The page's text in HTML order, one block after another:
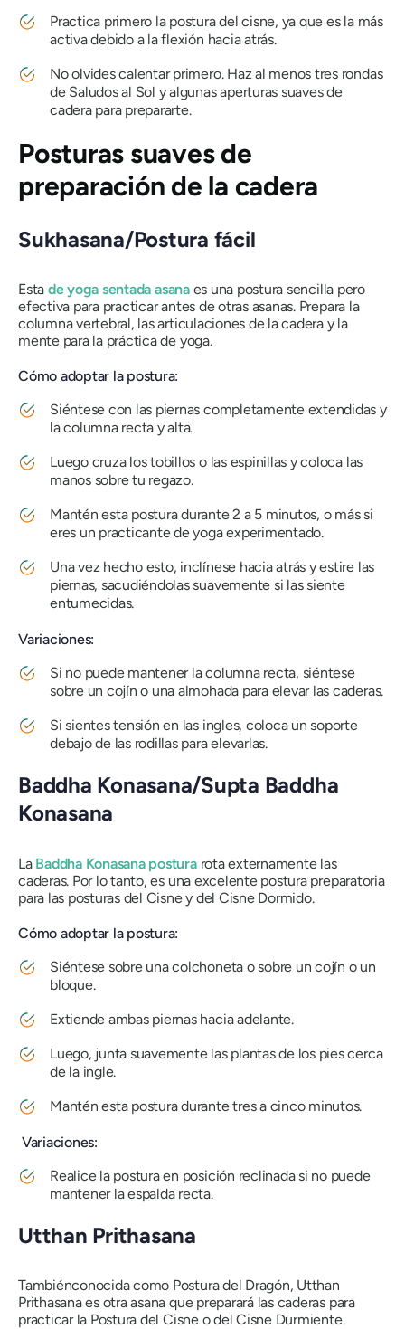
Practica primero la postura del cisne, ya que es la más
activa debido a la flexión hacia atrás.
No olvides calentar primero. Haz al menos tres rondas
de Saludos al Sol y algunas aperturas suaves de
cadera para prepararte.
Posturas suaves de
preparación de la cadera
Sukhasana/Postura fácil
Esta de yoga sentada asanaes una postura sencilla pero
efectiva para practicar antes de otras asanas. Prepara la
columna vertebral, las articulaciones de la cadera y la
mente para la práctica de yoga.
Cómo adoptar la postura:
Siéntese con las piernas completamente extendidas y
la columna recta y alta.
Luego cruza los tobillos o las espinillas y coloca las
manos sobre tu regazo.
Mantén esta postura durante 2 a 5 minutos, o más si
eres un practicante de yoga experimentado.
Una vez hecho esto, inclínese hacia atrás y estire las
piernas, sacudiéndolas suavemente si las siente
entumecidas.
Variaciones:
Si no puede mantener la columna recta, siéntese
sobre un cojín o una almohada para elevar las caderas.
Si sientes tensión en las ingles, coloca un soporte
debajo de las rodillas para elevarlas.
Baddha Konasana/Supta Baddha
Konasana
La Baddha Konasanaposturarota externamente las
caderas. Por lo tanto, es una excelente postura preparatoria
para las posturas del Cisne y del Cisne Dormido.
Cómo adoptar la postura:
Siéntese sobre una colchoneta o sobre un cojín o un
bloque.
Extiende ambas piernas hacia adelante.
Luego, junta suavemente las plantas de los pies cerca
de la ingle.
Mantén esta postura durante tres a cinco minutos.
Variaciones:
Realice la postura en posición reclinada si no puede
mantener la espalda recta.
Utthan Prithasana
Tambiénconocida como Postura del Dragón, Utthan
Prithasana es otraasanaque preparará las caderas para
practicar la Postura del Cisne o del Cisne Durmiente.